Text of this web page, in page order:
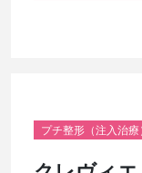
プチ整形（注入治療